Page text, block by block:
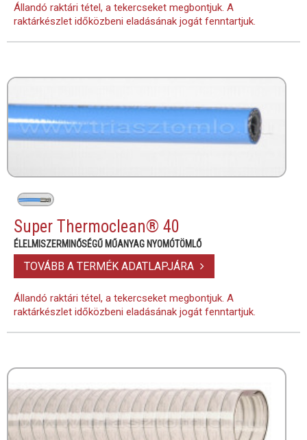
Állandó raktári tétel, a tekercseket megbontjuk. A
raktárkészlet időközbeni eladásának jogát fenntartjuk.
Super Thermoclean® 40
ÉLELMISZERMINŐSÉGŰ MŰANYAG NYOMÓTÖMLŐ
TOVÁBB A TERMÉK ADATLAPJÁRA
Állandó raktári tétel, a tekercseket megbontjuk. A
raktárkészlet időközbeni eladásának jogát fenntartjuk.